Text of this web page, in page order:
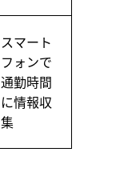
スマート
フォンで
通勤時間
に情報収
集